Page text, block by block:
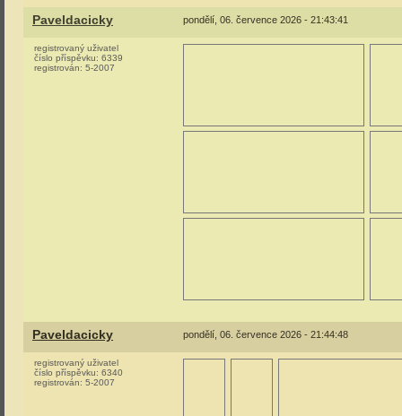
Paveldacicky pondělí, 06. července 2026 - 21:43:41
registrovaný uživatel
číslo příspěvku: 6339
registrován: 5-2007
Paveldacicky pondělí, 06. července 2026 - 21:44:48
registrovaný uživatel
číslo příspěvku: 6340
registrován: 5-2007